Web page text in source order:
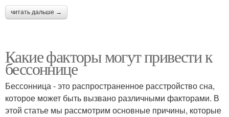
читать дальше →
Какие факторы могут привести к
бессоннице
Бессонница - это распространенное расстройство сна,
которое может быть вызвано различными факторами. В
этой статье мы рассмотрим основные причины, которые